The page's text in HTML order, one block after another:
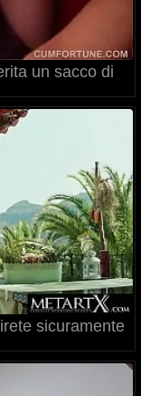
un sacco di
sicuramente